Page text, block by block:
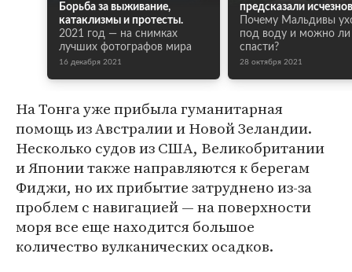
Борьба за выживание,
катаклизмы и протесты.
2021 год — на снимках
лучших фотографов мира
16 декабря 2021
предсказали
Почему Мальдивы
под воду и можно ли
спасти?
28 октября 2021
На Тонга уже прибыла гуманитарная
помощь из Австралии и Новой Зеландии.
Несколько судов из США, Великобритании
и Японии также направляются к берегам
Фиджи, но их прибытие затруднено из-за
проблем с навигацией — на поверхности
моря все еще находится большое
количество вулканических осадков.